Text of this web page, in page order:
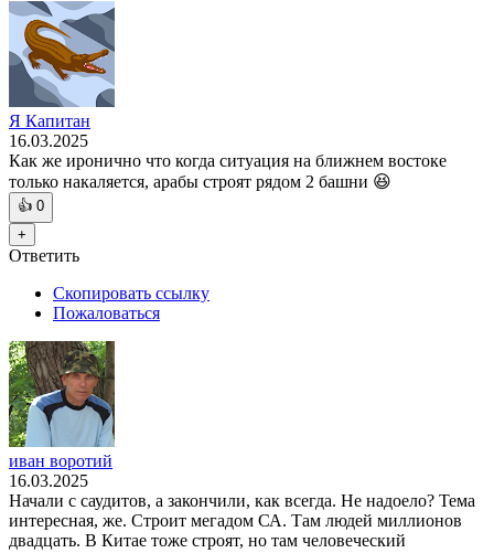
Я Капитан
16.03.2025
Как же иронично что когда ситуация на ближнем востоке
только накаляется, арабы строят рядом 2 башни 😆
👍 0
+
Ответить
Скопировать ссылку
Пожаловаться
иван воротий
16.03.2025
Начали с саудитов, а закончили, как всегда. Не надоело? Тема
интересная, же. Строит мегадом СА. Там людей миллионов
двадцать. В Китае тоже строят, но там человеческий